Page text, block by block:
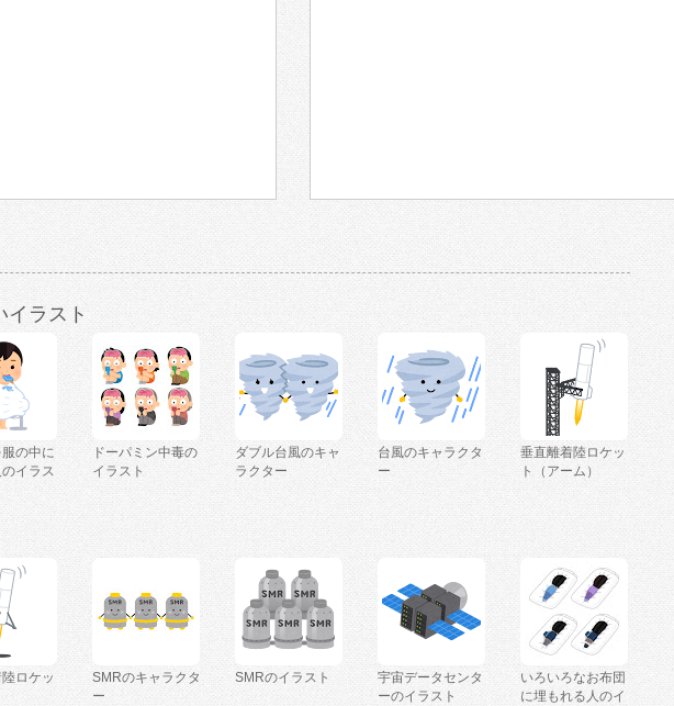
イラスト
の中に
イラス
ドーパミン中毒の
イラスト
ダブル台風のキャ
ラクター
台風のキャラクタ
ー
垂直離着陸ロケッ
ト（アーム）
ロケッ
SMRのキャラクタ
ー
SMRのイラスト
宇宙データセンタ
ーのイラスト
いろいろなお布団
に埋もれる人のイ